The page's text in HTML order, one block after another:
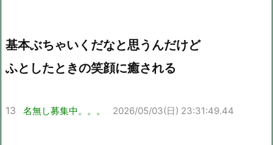
基本ぶちゃいくだなと思うんだけど
ふとしたときの笑顔に癒される
13 名無し募集中。。。 2026/05/03(日) 23:31:49.44